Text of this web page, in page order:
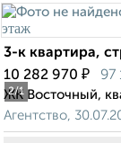
2/1
3-к квартира,
10 282 970 ₽ 97
ЖК Восточный,
Агентство,